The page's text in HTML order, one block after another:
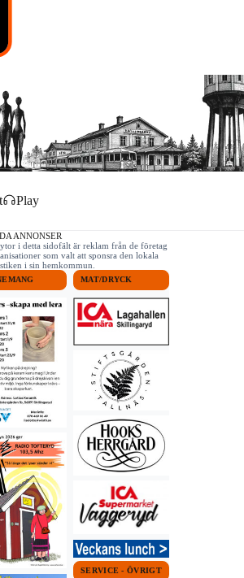
Play
ANNONSER
i detta sidofält är reklam från de företag
som valt att sponsra den lokala
i sin hemkommun.
MAT/DRYCK
SERVICE - ÖVRIGT